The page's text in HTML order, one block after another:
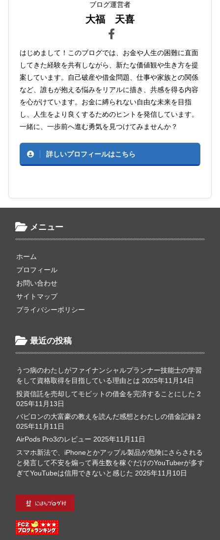
ブログ運営者
大福 天喜
はじめまして！このブログでは、お金や人生の困難に直面
してきた経験を共有しながら、新たな価値観や生き方を提
案しています。自己破産や借金問題、仕事や家族との関係
など、誰もが抱える悩みをリアルに描き、共感を得る内容
を心がけています。お金に縛られない自由な未来を目指
し、人生をより良くするためのヒントを発信しています。
一緒に、一歩前へ進む勇気を見つけてみませんか？
詳しいプロフィールはこちら
メニュー
ホーム
プロフィール
お問い合わせ
サイトマップ
プライバシーポリシー
最近の投稿
うつ病のわたしがファイナンシャルプランナー技能士の学習
をして資格取得を目指している理由とは 2025年11月14日
投資信託を売却してモビットの借金を完済することにした 2
025年11月13日
バビロンの大富豪の教えを読んだ感想とわたしの借金記録 2
025年11月11日
AirPods Pro3のレビュー 2025年11月11日
スマホ新法で、iPhoneとかアップル製品が危険にさらされる
と発言して不安を煽って再生数を稼ぐだけのYouTuberが多す
ぎてYouTubeは信用できないと感じた 2025年11月10日